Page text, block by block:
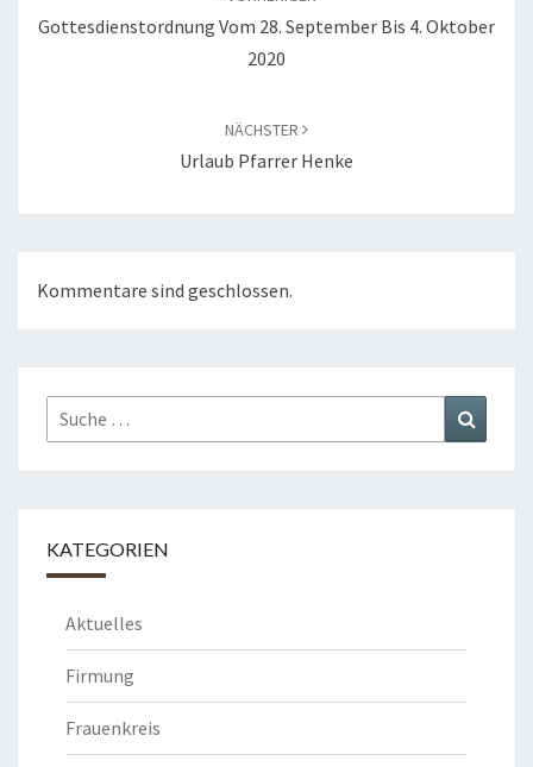
Gottesdienstordnung Vom 28. September Bis 4. Oktober
2020
NÄCHSTER
Urlaub Pfarrer Henke
Kommentare sind geschlossen.
Suche
nach:
KATEGORIEN
Aktuelles
Firmung
Frauenkreis